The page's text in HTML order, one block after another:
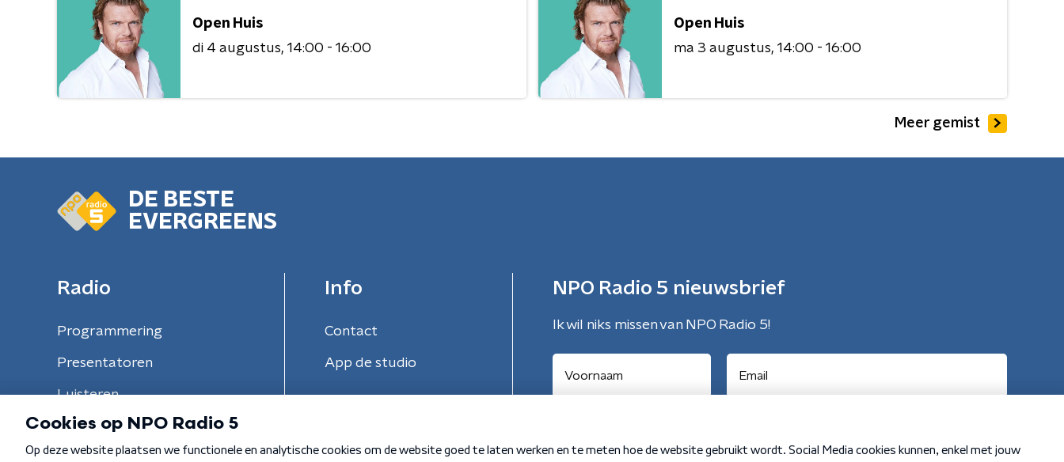
Open Huis
di 4 augustus 14:00 - 16:00
Open Huis
ma 3 augustus 14:00 - 16:00
Meer gemist
DE BESTE
EVERGREENS
Radio
Programmering
Presentatoren
Luisteren
Info
Contact
App de studio
NPO Radio 5 nieuwsbrief
Ik wil niks missen van NPO Radio 5!